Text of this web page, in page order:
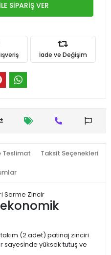
SİPARİŞ VER
İade ve Değişim
Teslimat Taksit Seçenekleri
Serme Zincir
ekonomik
(2 adet) patinaj zinciri
sayesinde yüksek tutuş ve